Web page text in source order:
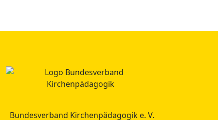
Bundesverband Kirchenpädagogik e. V.